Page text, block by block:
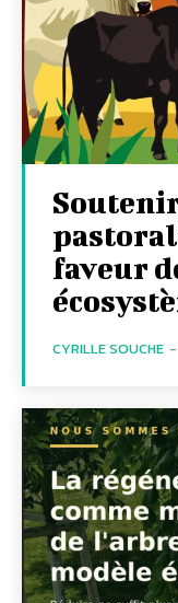
faveur
CYRILLE SOUCHE -